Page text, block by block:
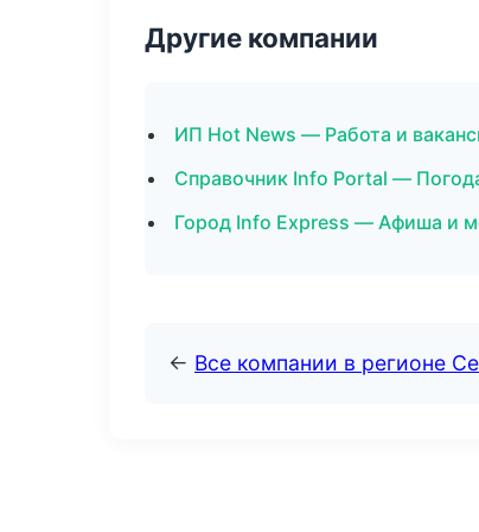
Другие компании
ИП Hot News — Работа и
Справочник Info Portal —
Город Info Express — Афиша и
← Все компании в регионе